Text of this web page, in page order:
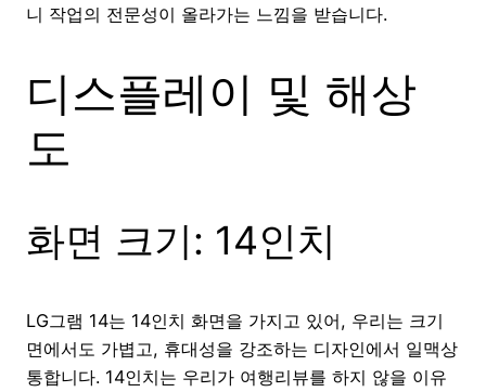
니 작업의 전문성이 올라가는 느낌을 받습니다.
디스플레이 및 해상
도
화면 크기: 14인치
LG그램 14는 14인치 화면을 가지고 있어, 우리는 크기
면에서도 가볍고, 휴대성을 강조하는 디자인에서 일맥상
통합니다. 14인치는 우리가 여행리뷰를 하지 않을 이유